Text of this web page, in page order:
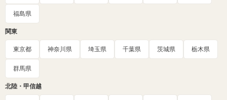
福島県
関東
東京都 神奈川県 埼玉県 千葉県 茨城県 栃木県
群馬県
北陸・甲信越